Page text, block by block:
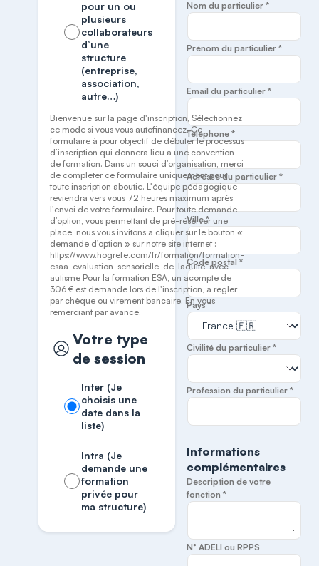
pour un ou
plusieurs
collaborateurs
d’une
structure
(entreprise,
association,
autre…)
Bienvenue sur la page d'inscription, Sélectionnez
ce mode si vous vous autofinancez. Ce
formulaire à pour objectif de débuter le processus
d’inscription qui donnera lieu à une convention
de formation. Dans un souci d’organisation, merci
de compléter ce formulaire uniquement pour
toute inscription aboutie. L'équipe pédagogique
reviendra vers vous 72 heures maximum après
l'envoi de votre formulaire. Pour toute demande
d’option, vous permettant de pré-réserver une
place, nous vous invitons à cliquer sur le bouton «
demande d’option » sur notre site internet :
https://www.hogrefe.com/fr/formation/formation-
esaa-evaluation-sensorielle-de-ladulte-avec-
autisme Pour la formation ESA, un acompte de
306 € est demandé lors de l'inscription, à régler
par chèque ou virement bancaire. En vous
remerciant par avance.
Votre type
de session
Inter (Je
choisis une
date dans la
liste)
Intra (Je
demande une
formation
privée pour
ma structure)
Nom du particulier *
Prénom du particulier *
Email du particulier *
Téléphone *
Adresse du particulier *
Ville *
Code postal *
Pays *
Civilité du particulier *
Profession du particulier *
Informations
complémentaires
Description de votre
fonction *
N° ADELI ou RPPS